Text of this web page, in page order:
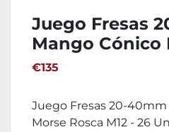
Juego Fresas
Mango Cónico
Rosca M12 - 26
€135
Juego Fresas 20-
Morse Rosca M12 - 26